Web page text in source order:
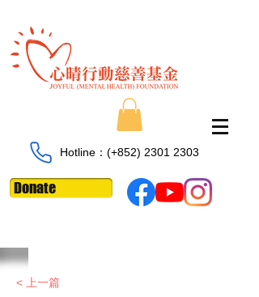
Hotline：​​(+852) 2301 2303
Donate
< 上一篇